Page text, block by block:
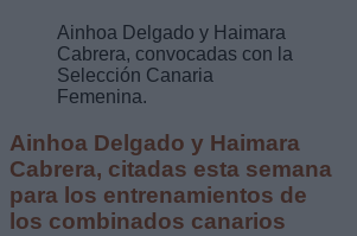
Ainhoa Delgado y Haimara
Cabrera, convocadas con la
Selección Canaria
Femenina.
Ainhoa Delgado y Haimara
Cabrera, citadas esta semana
para los entrenamientos de
los combinados canarios